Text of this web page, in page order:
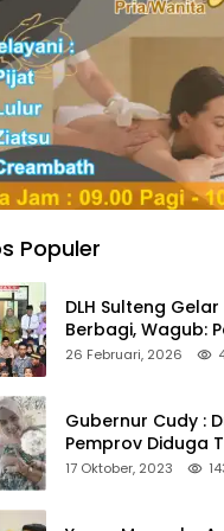
Populer
DLH Sulteng
Berbagi, Wagub:
Lingkungan Harus
26 Februari, 2026
Gubernur Cudy : Dua Pejabat
Pemprov Diduga
Asmara Terlarang
17 Oktober, 2023